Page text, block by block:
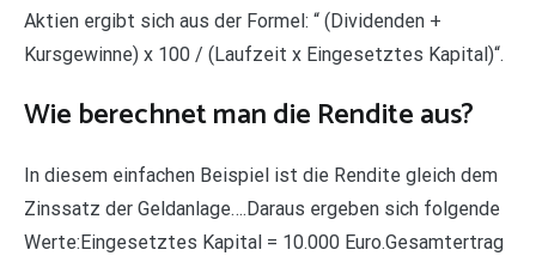
Aktien ergibt sich aus der Formel: “ (Dividenden +
Kursgewinne) x 100 / (Laufzeit x Eingesetztes Kapital)“.
Wie berechnet man die Rendite aus?
In diesem einfachen Beispiel ist die Rendite gleich dem
Zinssatz der Geldanlage….Daraus ergeben sich folgende
Werte:Eingesetztes Kapital = 10.000 Euro.Gesamtertrag